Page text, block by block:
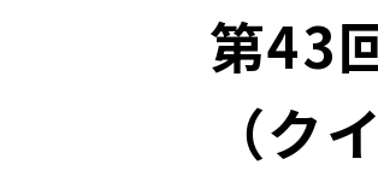
個人投資家のみなさまへ
担当役員メッセージ
サステナビリティマネジメント
第43
（ク